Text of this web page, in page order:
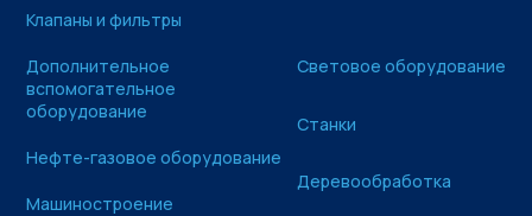
Клапаны и фильтры
Дополнительное
вспомогательное
оборудование
Нефте-газовое оборудование
Машиностроение
Световое оборудование
Станки
Деревообработка